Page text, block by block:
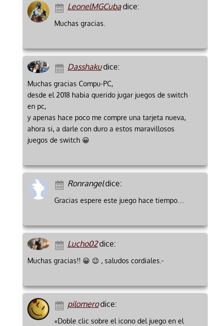
LeonelMGCubadice:
Muchas gracias.
Dasshakudice:
Muchas gracias Compu-PC,
desde el 2018 habia querido jugar juegos de switch
en pc,
y apenas hace poco me compre una tarjeta nueva,
ahora si, a darle con duro a estos maravillosos
juegos de switch 😀
Ronrangeldice:
Gracias espere este juego hace tiempo…
Lucho02dice:
Muchas gracias!! 😀 😉 , saludos cordiales.-
pilomerodice:
«Doble clic sobre el icono del juego en el